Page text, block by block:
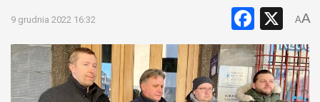
9 grudnia 2022 16:32 X
AA